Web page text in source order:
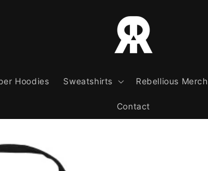
Hoodies Sweatshirts Rebellious Merch
Contact